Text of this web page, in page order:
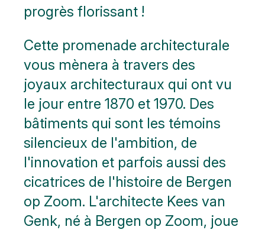
pouvez
aller aux
d'options..
cliquez
sur les
blocs
progrès florissant !
Cette promenade architecturale
vous mènera à travers des
joyaux architecturaux qui ont vu
le jour entre 1870 et 1970. Des
bâtiments qui sont les témoins
silencieux de l'ambition, de
l'innovation et parfois aussi des
cicatrices de l'histoire de Bergen
op Zoom. L'architecte Kees van
Genk, né à Bergen op Zoom, joue